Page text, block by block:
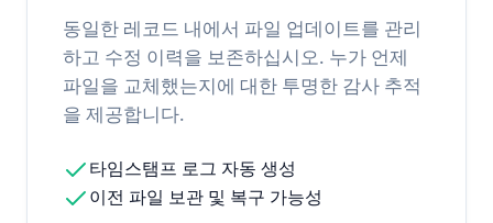
동일한 레코드 내에서 파일 업데이트를 관리
하고 수정 이력을 보존하십시오. 누가 언제
파일을 교체했는지에 대한 투명한 감사 추적
을 제공합니다.
타임스탬프 로그 자동 생성
이전 파일 보관 및 복구 가능성